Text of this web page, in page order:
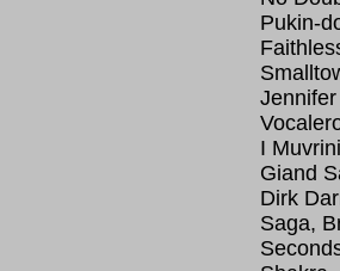
Pukin-
I
Giand
Dirk
Saga,